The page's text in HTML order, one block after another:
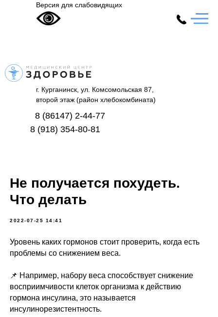
г. Курганинск, ул. Комсомольская 87,
второй этаж (район хлебокомбината)
8 (86147) 2-44-77
8 (918) 354-80-81
Версия для слабовидящих
Не получается похудеть.
Что делать
2022-07-25 14:41
Уровень каких гормонов стоит проверить, когда есть
проблемы со снижением веса.
📌 Например, набору веса способствует снижение
восприимчивости клеток организма к действию
гормона инсулина, это называется
инсулинорезистентность.